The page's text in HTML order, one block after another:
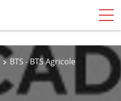
BTS - BTS Agricole